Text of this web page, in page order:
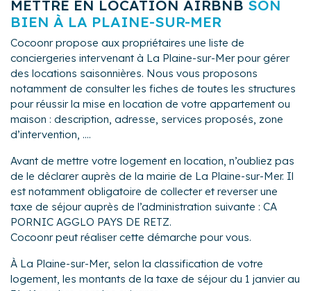
METTRE EN LOCATION AIRBNB SON
BIEN À LA PLAINE-SUR-MER
Cocoonr propose aux propriétaires une liste de
conciergeries intervenant à La Plaine-sur-Mer pour gérer
des locations saisonnières. Nous vous proposons
notamment de consulter les fiches de toutes les structures
pour réussir la mise en location de votre appartement ou
maison : description, adresse, services proposés, zone
d’intervention, ....
Avant de mettre votre logement en location, n’oubliez pas
de le déclarer auprès de la mairie de La Plaine-sur-Mer. Il
est notamment obligatoire de collecter et reverser une
taxe de séjour auprès de l’administration suivante : CA
PORNIC AGGLO PAYS DE RETZ.
Cocoonr peut réaliser cette démarche pour vous.
À La Plaine-sur-Mer, selon la classification de votre
logement, les montants de la taxe de séjour du 1 janvier au